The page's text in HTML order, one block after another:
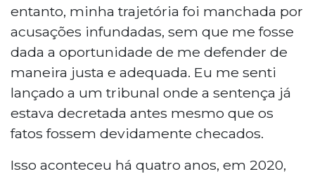
entanto, minha trajetória foi manchada por
acusações infundadas, sem que me fosse
dada a oportunidade de me defender de
maneira justa e adequada. Eu me senti
lançado a um tribunal onde a sentença já
estava decretada antes mesmo que os
fatos fossem devidamente checados.
Isso aconteceu há quatro anos, em 2020,